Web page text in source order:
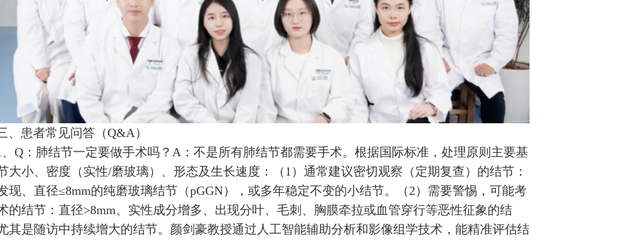
、患者常见问答（Q&A）
、Q：肺结节一定要做手术吗？A：不是所有肺结节都需要手术。根据国际标准，处理原则主要基
大小、密度（实性/磨玻璃）、形态及生长速度：（1）通常建议密切观察（定期复查）的结节：
现、直径≤8mm的纯磨玻璃结节（pGGN），或多年稳定不变的小结节。（2）需要警惕，可能考
的结节：直径>8mm、实性成分增多、出现分叶、毛刺、胸膜牵拉或血管穿行等恶性征象的结
其是随访中持续增大的结节。颜剑豪教授通过人工智能辅助分析和影像组学技术，能精准评估结